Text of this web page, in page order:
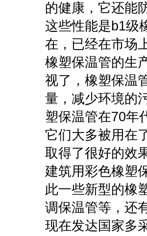
的健康，它还能
这些性能是b1级
在，已经在市场
橡塑保温管的生
视了，橡塑保温
量，减少环境的
塑保温管在70年
它们大多被用在
取得了很好的效
建筑用彩色橡塑
此一些新型的橡
调保温管等，还
现在发达国家多